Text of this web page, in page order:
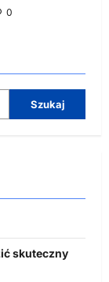
0
Szukaj
skuteczny